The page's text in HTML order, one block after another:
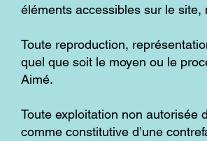
éléments accessibles sur le
Toute reproduction,
quel que soit le moyen ou le
Aimé.
Toute exploitation non autorisée
comme constitutive d’une